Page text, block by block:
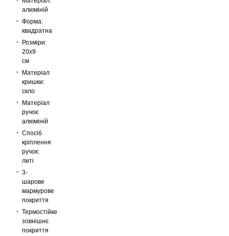
алюміній
Форма:
квадратна
Розміри:
20х9
см
Матеріал
кришки:
скло
Матеріал
ручок:
алюміній
Спосіб
кріплення
ручок:
литі
3-
шарове
мармурове
покриття
Термостійке
зовнішнє
покриття